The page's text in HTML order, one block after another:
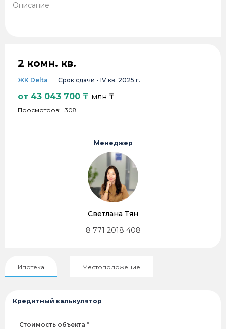
Описание
2 комн. кв.
ЖК Delta Срок сдачи - IV кв. 2025 г.
от 43 043 700 ₸ млн ₸
Просмотров: 308
Менеджер
Светлана Тян
8 771 2018 408
Ипотека Местоположение
Кредитный калькулятор
Стоимость объекта *